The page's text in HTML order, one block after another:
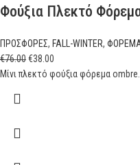
Φούξια Πλεκτό
ΠΡΟΣΦΟΡΕΣ, FALL-WINTER,
€76.00€38.00
Μίνι πλεκτό φούξια φόρεμα ombre.